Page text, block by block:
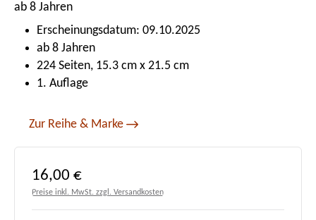
ab 8 Jahren
Erscheinungsdatum: 09.10.2025
ab 8 Jahren
224 Seiten, 15.3 cm x 21.5 cm
1. Auflage
Zur Reihe & Marke
Regulärer Preis:
16,00 €
Preise inkl. MwSt. zzgl. Versandkosten